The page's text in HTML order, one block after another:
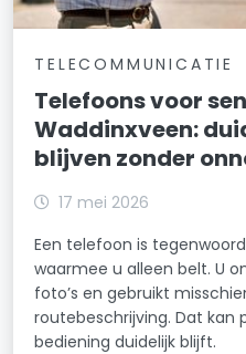
TELECOMMUNICATIE
Telefoons voor
Waddinxveen:
blijven zonder
17 mei 2026
Een telefoon is
waarmee u alleen belt. U
foto’s en gebruikt
routebeschrijving. Dat kan
bediening duidelijk blijft.